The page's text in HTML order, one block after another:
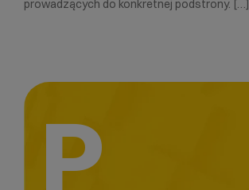
prowadzących do konkretnej podstrony. […]
P